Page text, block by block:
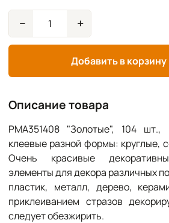
− +
Добавить в корзину
Описание товара
PMA351408 "Золотые", 104 шт.,
клеевые разной формы: круглые,
Очень красивые
элементы для декора различных
пластик, металл, дерево,
приклеиванием стразов
следует обезжирить.